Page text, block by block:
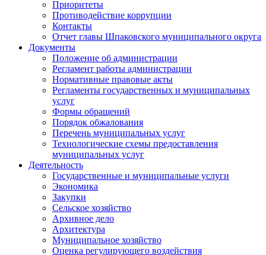
Приоритеты
Противодействие коррупции
Контакты
Отчет главы Шпаковского муниципального округа
Документы
Положение об администрации
Регламент работы администрации
Нормативные правовые акты
Регламенты государственных и муниципальных
услуг
Формы обращений
Порядок обжалования
Перечень муниципальных услуг
Технологические схемы предоставления
муниципальных услуг
Деятельность
Государственные и муниципальные услуги
Экономика
Закупки
Сельское хозяйство
Архивное дело
Архитектура
Муниципальное хозяйство
Оценка регулирующего воздействия